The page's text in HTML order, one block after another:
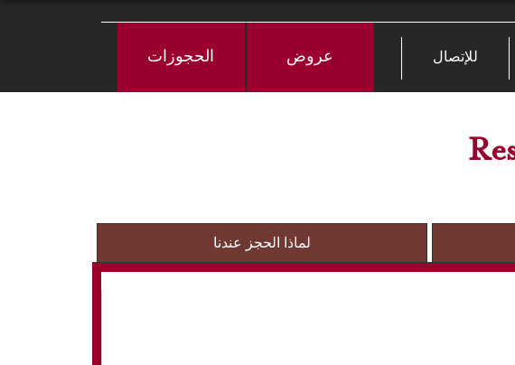
للإتصال عروض الحجوزات
لماذا الحجز عندنا